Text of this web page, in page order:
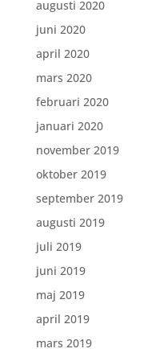
augusti 2020
juni 2020
april 2020
mars 2020
februari 2020
januari 2020
november 2019
oktober 2019
september 2019
augusti 2019
juli 2019
juni 2019
maj 2019
april 2019
mars 2019